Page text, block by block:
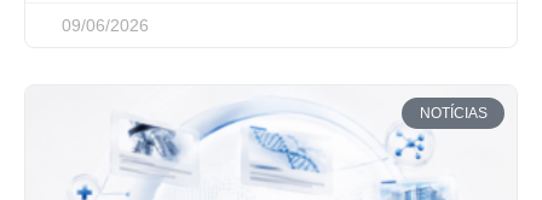
09/06/2026
NOTÍCIAS